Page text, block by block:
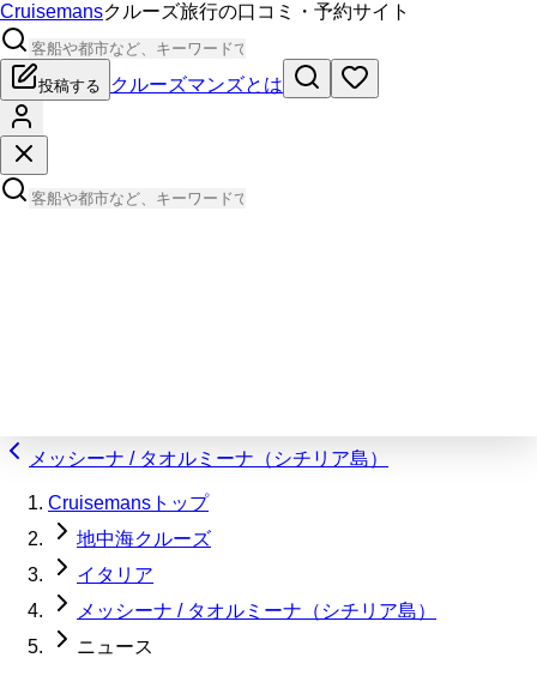
Cruisemansクルーズ旅行の口コミ・予約サイト
投稿する クルーズマンズとは
メッシーナ / タオルミーナ（シチリア島）
Cruisemansトップ
地中海クルーズ
イタリア
メッシーナ / タオルミーナ（シチリア島）
ニュース